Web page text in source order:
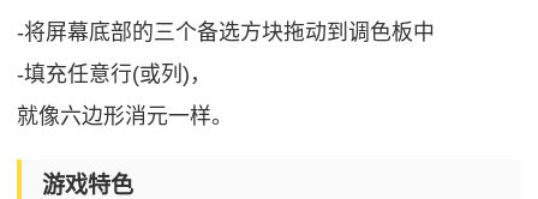
-将屏幕底部的三个备选方块拖动到调色板中
-填充任意行(或列)，
就像六边形消元一样。
游戏特色